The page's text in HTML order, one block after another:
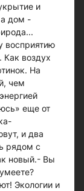
и
а дом -
восприятию
Как воздух
На
чем
еще от
и два
рядом с
новый.- Вы
Экологии и